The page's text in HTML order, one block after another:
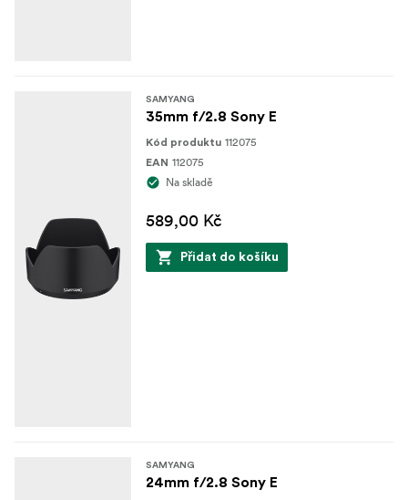
SAMYANG
35mm f/2.8 Sony E
Kód produktu 112075
EAN 112075
Na skladě
589,00 Kč
Přidat do košíku
SAMYANG
24mm f/2.8 Sony E